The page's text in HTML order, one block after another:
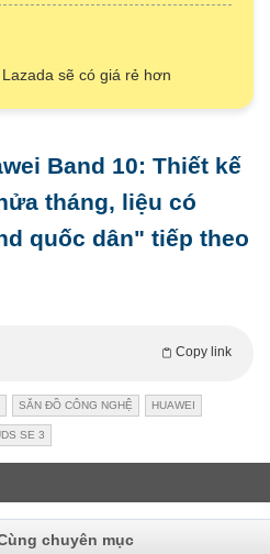
sẽ có giá rẻ hơn
Band 10: Thiết kế
tháng, liệu có
quốc dân" tiếp theo
Copy link
SĂN ĐỒ CÔNG NGHỆ HUAWEI
SE 3
chuyên mục